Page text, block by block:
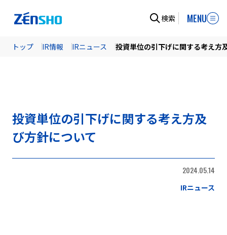
検索 MENU
トップ IR情報 IRニュース 投資単位の引下げに関する考え方
投資単位の引下げに関する考え方及
び方針について
2024.05.14
IRニュース